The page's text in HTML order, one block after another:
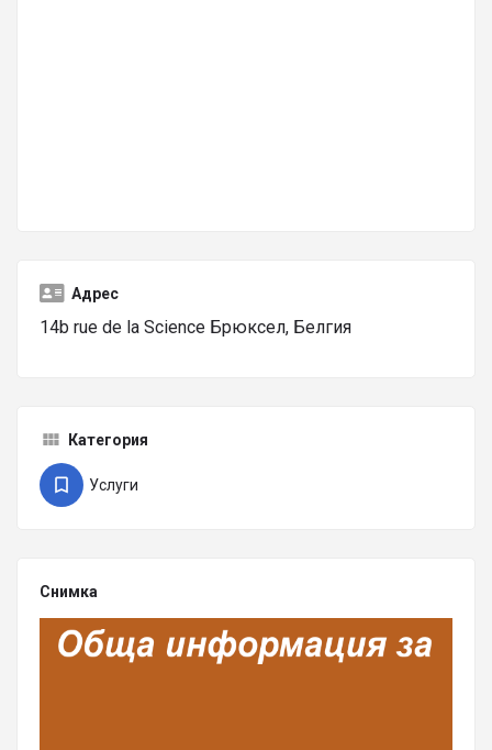
Адрес
14b rue de la Science Брюксел, Белгия
Категория
Услуги
Снимка